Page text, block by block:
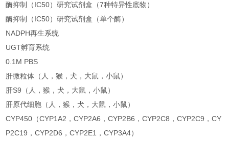
酶抑制（IC50）研究试剂盒（7种特异性底物）
酶抑制（IC50）研究试剂盒（单个酶）
NADPH再生系统
UGT孵育系统
0.1M PBS
肝微粒体（人，猴，犬，大鼠，小鼠）
肝S9（人，猴，犬，大鼠，小鼠）
肝原代细胞（人，猴，犬，大鼠，小鼠）
CYP450（CYP1A2，CYP2A6，CYP2B6，CYP2C8，CYP2C9，CY
P2C19，CYP2D6，CYP2E1，CYP3A4）